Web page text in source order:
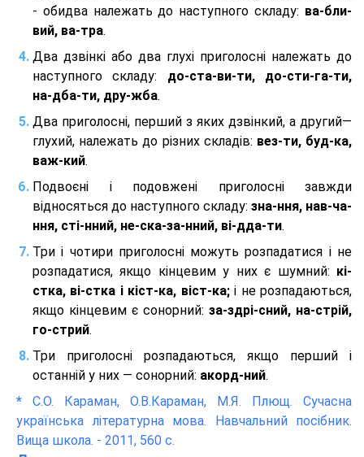
- обидва належать до наступного складу: ва-бли-
вий, ва-тра.
Два дзвінкі або два глухі приголосні належать до
наступного складу: до-ста-ви-ти, до-сти-га-ти,
на-дба-ти, дру-жба.
Два приголосні, перший з яких дзвінкий, а другий—
глухий, належать до різних складів: вез-ти, буд-ка,
важ-кий.
Подвоєні і подовжені приголосні завжди
відносяться до наступного складу: зна-ння, нав-ча-
ння, сті-нний, не-ска-за-нний, ві-дда-ти.
Три і чотири приголосні можуть розпадатися і не
розпадатися, якщо кінцевим у них є шумний: кі-
стка, ві-стка і кіст-ка, віст-ка;і не розпадаються,
якщо кінцевим є сонорний: за-здрі-сний, на-стрій,
го-стрий.
Три приголосні розпадаються, якщо перший і
останній у них — сонорний: акорд-ний.
* С.О. Караман, О.В.Караман, М.Я. Плющ. Сучасна
українська літературна мова. Навчальний посібник.
Вища школа. - 2011, 560 с.